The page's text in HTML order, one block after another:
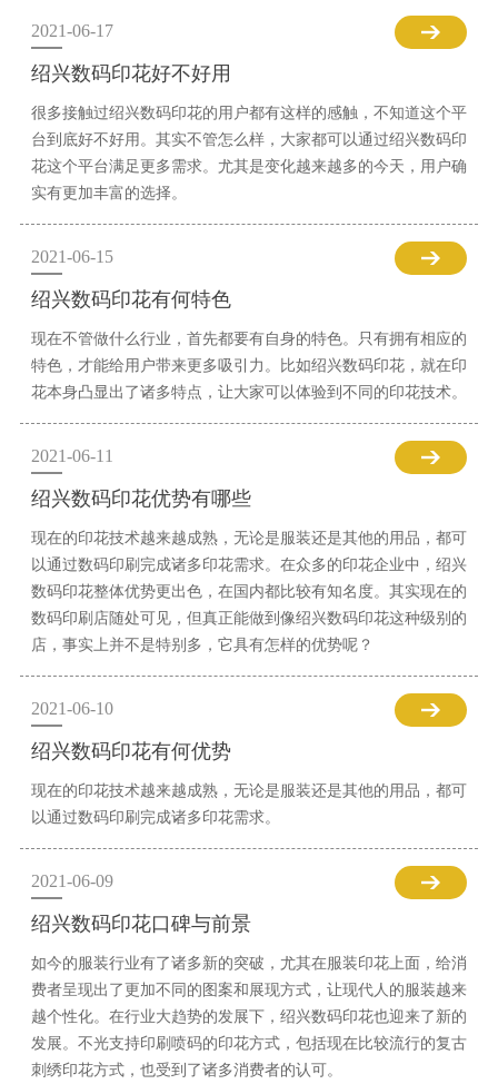
2021-06-17
绍兴数码印花好不好用
很多接触过绍兴数码印花的用户都有这样的感触，不知道这个平
台到底好不好用。其实不管怎么样，大家都可以通过绍兴数码印
花这个平台满足更多需求。尤其是变化越来越多的今天，用户确
实有更加丰富的选择。
2021-06-15
绍兴数码印花有何特色
现在不管做什么行业，首先都要有自身的特色。只有拥有相应的
特色，才能给用户带来更多吸引力。比如绍兴数码印花，就在印
花本身凸显出了诸多特点，让大家可以体验到不同的印花技术。
2021-06-11
绍兴数码印花优势有哪些
现在的印花技术越来越成熟，无论是服装还是其他的用品，都可
以通过数码印刷完成诸多印花需求。在众多的印花企业中，绍兴
数码印花整体优势更出色，在国内都比较有知名度。其实现在的
数码印刷店随处可见，但真正能做到像绍兴数码印花这种级别的
店，事实上并不是特别多，它具有怎样的优势呢？
2021-06-10
绍兴数码印花有何优势
现在的印花技术越来越成熟，无论是服装还是其他的用品，都可
以通过数码印刷完成诸多印花需求。
2021-06-09
绍兴数码印花口碑与前景
如今的服装行业有了诸多新的突破，尤其在服装印花上面，给消
费者呈现出了更加不同的图案和展现方式，让现代人的服装越来
越个性化。在行业大趋势的发展下，绍兴数码印花也迎来了新的
发展。不光支持印刷喷码的印花方式，包括现在比较流行的复古
刺绣印花方式，也受到了诸多消费者的认可。